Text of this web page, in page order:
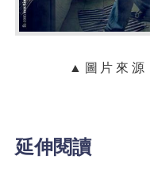
▲圖片來源
延伸閱讀